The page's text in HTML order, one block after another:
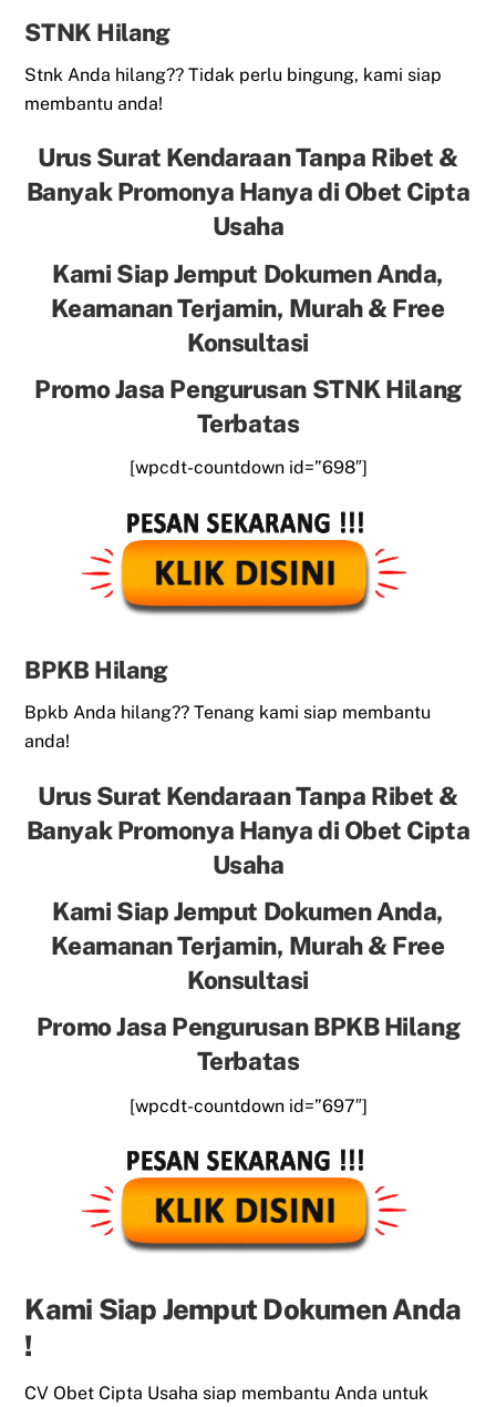
STNK Hilang
Stnk Anda hilang?? Tidak perlu bingung, kami siap
membantu anda!
Urus Surat Kendaraan Tanpa Ribet &
Banyak Promonya Hanya di Obet Cipta
Usaha
Kami Siap Jemput Dokumen Anda,
Keamanan Terjamin, Murah & Free
Konsultasi
Promo Jasa Pengurusan STNK Hilang
Terbatas
[wpcdt-countdown id=”698″]
BPKB Hilang
Bpkb Anda hilang?? Tenang kami siap membantu
anda!
Urus Surat Kendaraan Tanpa Ribet &
Banyak Promonya Hanya di Obet Cipta
Usaha
Kami Siap Jemput Dokumen Anda,
Keamanan Terjamin, Murah & Free
Konsultasi
Promo Jasa Pengurusan BPKB Hilang
Terbatas
[wpcdt-countdown id=”697″]
Kami Siap Jemput Dokumen Anda
!
CV Obet Cipta Usaha siap membantu Anda untuk